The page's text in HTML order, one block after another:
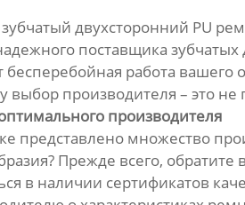
двухсторонний PU
поставщика
бесперебойная работа
выбор производителя – это
производителя
представлено множество
Прежде всего,
в наличии сертификатов